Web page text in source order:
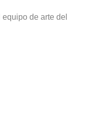
de arte del